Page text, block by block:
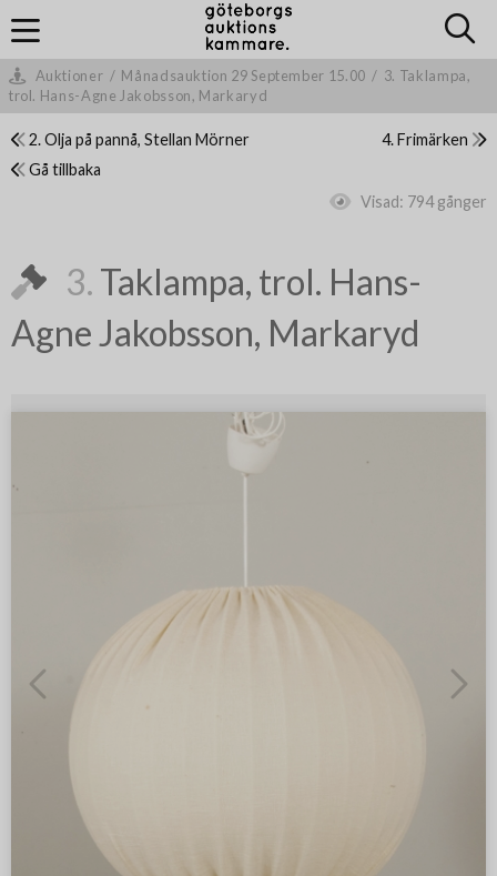
Auktioner / Månadsauktion 29 September 15.00 / 3. Taklampa,
trol. Hans-Agne Jakobsson, Markaryd
2. Olja på pannå, Stellan Mörner
4. Frimärken
Gå tillbaka
Visad: 794 gånger
3. Taklampa, trol. Hans-
Agne Jakobsson, Markaryd